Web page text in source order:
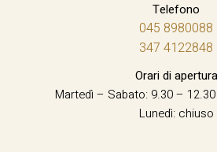
Telefono
045 8980088
347 4122848
Orari di apertura
Martedì – Sabato: 9.30 –
Lunedì: chiuso